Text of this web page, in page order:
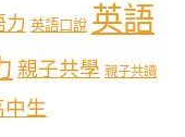
力 英語口說 英語
親子共學 親子共讀
中生